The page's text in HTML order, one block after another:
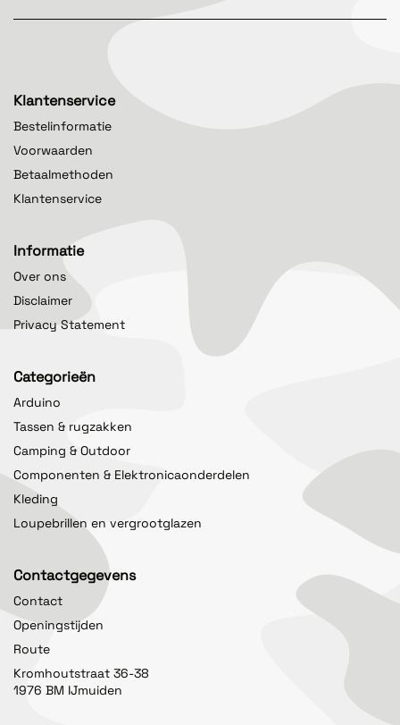
Klantenservice
Bestelinformatie
Voorwaarden
Betaalmethoden
Klantenservice
Informatie
Over ons
Disclaimer
Privacy Statement
Categorieën
Arduino
Tassen & rugzakken
Camping & Outdoor
Componenten & Elektronicaonderdelen
Kleding
Loupebrillen en vergrootglazen
Contactgegevens
Contact
Openingstijden
Route
Kromhoutstraat 36-38
1976 BM IJmuiden